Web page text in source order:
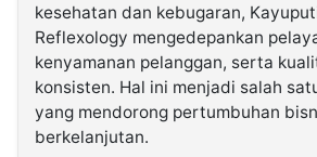
kesehatan dan kebugaran,
Reflexology mengedepankan
kenyamanan pelanggan, serta
konsisten. Hal ini menjadi salah
yang mendorong pertumbuhan
berkelanjutan.